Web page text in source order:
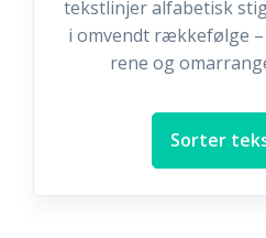
tekstlinjer alfabetisk
i omvendt rækkefølge
rene og
Sorter